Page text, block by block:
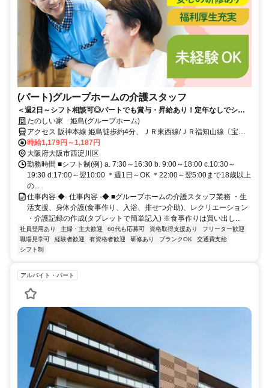
(パート)グループホームの介護スタッフ
＜週2日～シフト相談可◎パートでも賞与・昇給あり！定年なしでシニ
アも活躍中＞東証スタンダード上場企業だから安心。少人数制で一人ひ
とりに寄り添えるグループホーム
たのしい家 姫島(グループホーム)
アクセス 阪神本線 姫島徒歩約4分、ＪＲ東西線/ＪＲ福知山線〔宝塚
線〕 御幣島8a口徒歩約8分、ＪＲ東海道本線 塚本西口徒歩約19分 阪
神本線「姫島」駅から徒歩約4分
時給1,179円～1,187円
大阪府大阪市西淀川区
勤務時間 ■シフト制(例) a. 7:30～16:30 b. 9:00～18:00 c.10:30～
19:30 d.17:00～翌10:00 ＊週1日～OK ＊22:00～翌5:00まで18歳以上
の...
仕事内容 ◆- 仕事内容 -◆ ■グループホームの介護スタッフ業務 ・生
活支援、身体介護(食事作り、入浴、排せつ介助)、レクリエーション
・介護記録の作成(タブレットで簡単記入) ※食事作りは買い出し...
社員登用あり 主婦・主夫歓迎 60代も応募可 資格取得支援あり
フリーター歓迎
職場見学可
経験者歓迎 有資格者歓迎 研修あり ブランクOK
交通費支給
シフト制
アルバイト・パート